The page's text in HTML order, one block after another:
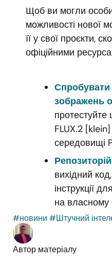
Щоб ви могли
можливості нової
її у свої проєкти,
офіційними
Спробувати
зображень
протестуйте
FLUX.2
середовищі
вихідний
інструкції
на власному
#новини #Штучний
Автор матеріалу